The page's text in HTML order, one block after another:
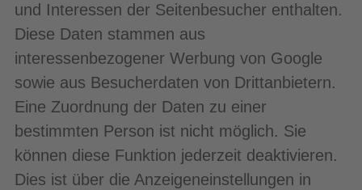
und Interessen der Seitenbesucher enthalten.
Diese Daten stammen aus
interessenbezogener Werbung von Google
sowie aus Besucherdaten von Drittanbietern.
Eine Zuordnung der Daten zu einer
bestimmten Person ist nicht möglich. Sie
können diese Funktion jederzeit deaktivieren.
Dies ist über die Anzeigeneinstellungen in